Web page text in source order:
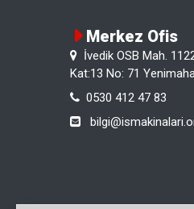
Merkez Ofis
İvedik OSB Mah.
Kat:13 No: 71
0530 412 47 83